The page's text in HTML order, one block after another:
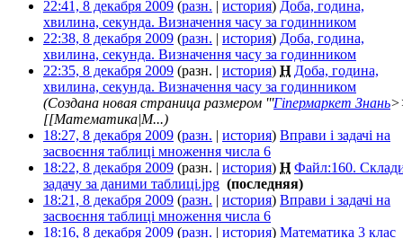
22:41, 8 декабря 2009 (разн. | история) Доба, година,
хвилина, секунда. Визначення часу за годинником
22:38, 8 декабря 2009 (разн. | история) Доба, година,
хвилина, секунда. Визначення часу за годинником
22:35, 8 декабря 2009 (разн. | история) Н Доба, година,
хвилина, секунда. Визначення часу за годинником
(Создана новая страница размером '''Гіпермаркет Знань
[[Математика|М...)
18:27, 8 декабря 2009 (разн. | история) Вправи і задачі на
засвоєння таблиці множення числа 6
18:22, 8 декабря 2009 (разн. | история) Н Файл:160.
задачу за даними таблиці.jpg (последняя)
18:21, 8 декабря 2009 (разн. | история) Вправи і задачі на
засвоєння таблиці множення числа 6
18:16, 8 декабря 2009 (разн. | история) Математика 3 клас